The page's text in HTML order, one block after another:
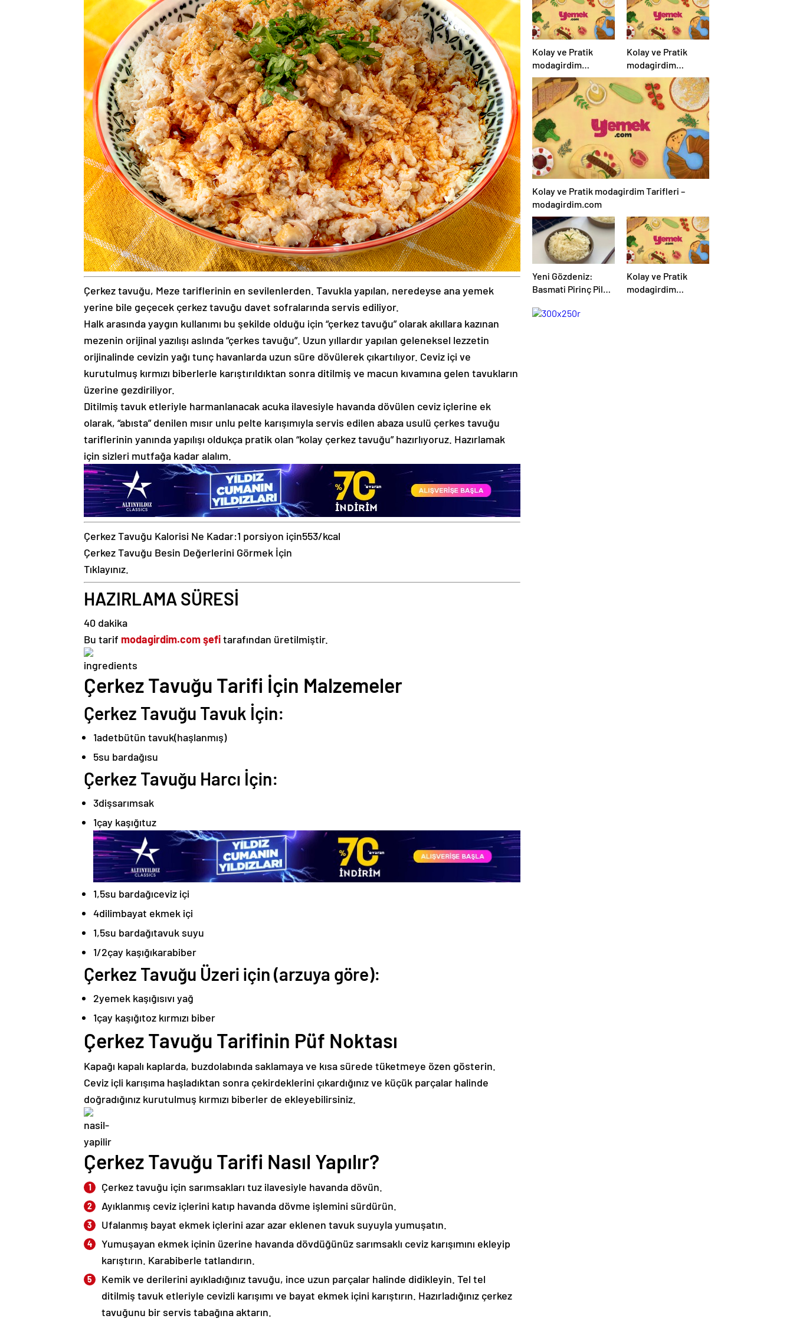
Çerkez tavuğu, Meze tariflerinin en sevilenlerden. Tavukla yapılan, neredeyse ana yemek
yerine bile geçecek çerkez tavuğu davet sofralarında servis ediliyor.
Halk arasında yaygın kullanımı bu şekilde olduğu için “çerkez tavuğu” olarak akıllara kazınan
mezenin orijinal yazılışı aslında “çerkes tavuğu”. Uzun yıllardır yapılan geleneksel lezzetin
orijinalinde cevizin yağı tunç havanlarda uzun süre dövülerek çıkartılıyor. Ceviz içi ve
kurutulmuş kırmızı biberlerle karıştırıldıktan sonra ditilmiş ve macun kıvamına gelen tavukların
üzerine gezdiriliyor.
Ditilmiş tavuk etleriyle harmanlanacak acuka ilavesiyle havanda dövülen ceviz içlerine ek
olarak, “abısta” denilen mısır unlu pelte karışımıyla servis edilen abaza usulü çerkes tavuğu
tariflerinin yanında yapılışı oldukça pratik olan “kolay çerkez tavuğu” hazırlıyoruz. Hazırlamak
için sizleri mutfağa kadar alalım.
Çerkez Tavuğu Kalorisi Ne Kadar:1 porsiyon için553/kcal
Çerkez Tavuğu Besin Değerlerini Görmek İçin
Tıklayınız.
HAZIRLAMA SÜRESİ
40 dakika
Bu tarif modagirdim.com şefitarafından üretilmiştir.
Çerkez Tavuğu Tarifi İçin Malzemeler
Çerkez Tavuğu Tavuk İçin:
1adetbütün tavuk(haşlanmış)
5su bardağısu
Çerkez Tavuğu Harcı İçin:
3dişsarımsak
1çay kaşığıtuz
1,5su bardağıceviz içi
4dilimbayat ekmek içi
1,5su bardağıtavuk suyu
1/2çay kaşığıkarabiber
Çerkez Tavuğu Üzeri için (arzuya göre):
2yemek kaşığısıvı yağ
1çay kaşığıtoz kırmızı biber
Çerkez Tavuğu Tarifinin Püf Noktası
Kapağı kapalı kaplarda, buzdolabında saklamaya ve kısa sürede tüketmeye özen gösterin.
Ceviz içli karışıma haşladıktan sonra çekirdeklerini çıkardığınız ve küçük parçalar halinde
doğradığınız kurutulmuş kırmızı biberler de ekleyebilirsiniz.
Çerkez Tavuğu Tarifi Nasıl Yapılır?
Çerkez tavuğu için sarımsakları tuz ilavesiyle havanda dövün.
Ayıklanmış ceviz içlerini katıp havanda dövme işlemini sürdürün.
Ufalanmış bayat ekmek içlerini azar azar eklenen tavuk suyuyla yumuşatın.
Yumuşayan ekmek içinin üzerine havanda dövdüğünüz sarımsaklı ceviz karışımını ekleyip
karıştırın. Karabiberle tatlandırın.
Kemik ve derilerini ayıkladığınız tavuğu, ince uzun parçalar halinde didikleyin. Tel tel
ditilmiş tavuk etleriyle cevizli karışımı ve bayat ekmek içini karıştırın. Hazırladığınız çerkez
tavuğunu bir servis tabağına aktarın.
Kolay ve Pratik
modagirdim
Tarifleri –
modagirdim.com
Kolay ve Pratik
modagirdim
Tarifleri –
modagirdim.com
Kolay ve Pratik modagirdim Tarifleri –
modagirdim.com
Yeni Gözdeniz:
Basmati Pirinç Pilavı
Kolay ve Pratik
modagirdim